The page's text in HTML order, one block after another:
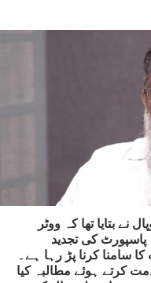
نے بتایا تھا کہ ووٹر
پاسپورٹ کی تجدید
سامنا کرنا پڑ رہا ہے۔
کرتے ہوئے مطالبہ کیا